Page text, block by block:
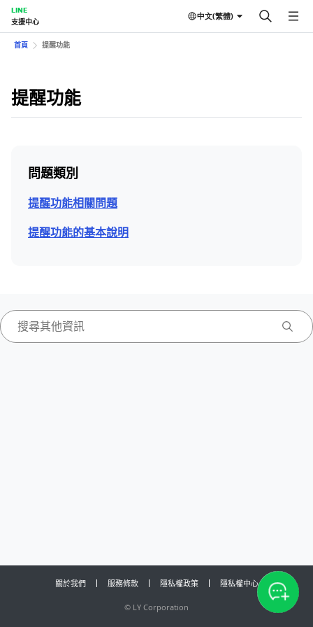
LINE
支援中心
中文(繁體)
首頁 提醒功能
提醒功能
問題類別
提醒功能相關問題
提醒功能的基本說明
關於我們 服務條款 隱私權政策 隱私權中心
© LY Corporation